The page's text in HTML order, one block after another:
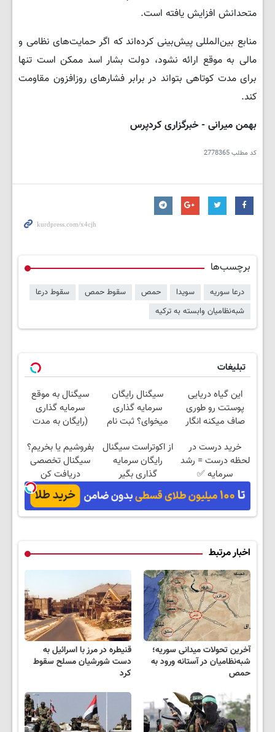
متحدانش افزایش یافته است.
منابع بین‌المللی پیش‌بینی کرده‌اند که اگر حمایت‌های نظامی و
مالی به موقع ارائه نشود، دولت بشار اسد ممکن است تنها
برای مدت کوتاهی بتواند در برابر فشارهای روزافزون مقاومت
کند.
بهمن میرانی - خبرگزاری کردپرس
کد مطلب2778365
برچسب‌ها
درعا سوریه سویدا حمص سقوط حمص
سقوط درعا
شبه‌نظامیان وابسته به ترکیه
تبلیغات
این گیاه دریایی
پوستت رو طوری
صاف میکنه انگار
🔥
سیگنال رایگان
سرمایه گذاری
میخوای؟ ثبت نام
سیگنال به موقع
سرمایه گذاری
(رایگان به مدت
خرید درست در
لحظه درست = رشد
سرمایه ✅
از اکوتراست سیگنال
رایگان سرمایه
گذاری بگیر
بفروشیم یا بخریم؟
سیگنال تخصصی
دریافت کن
اخبار مرتبط
آخرین تحولات میدانی سوریه؛
شبه‌نظامیان در آستانه ورود به
حمص
قنیطره در مرز با اسرائیل به
دست شورشیان مسلح سقوط
کرد